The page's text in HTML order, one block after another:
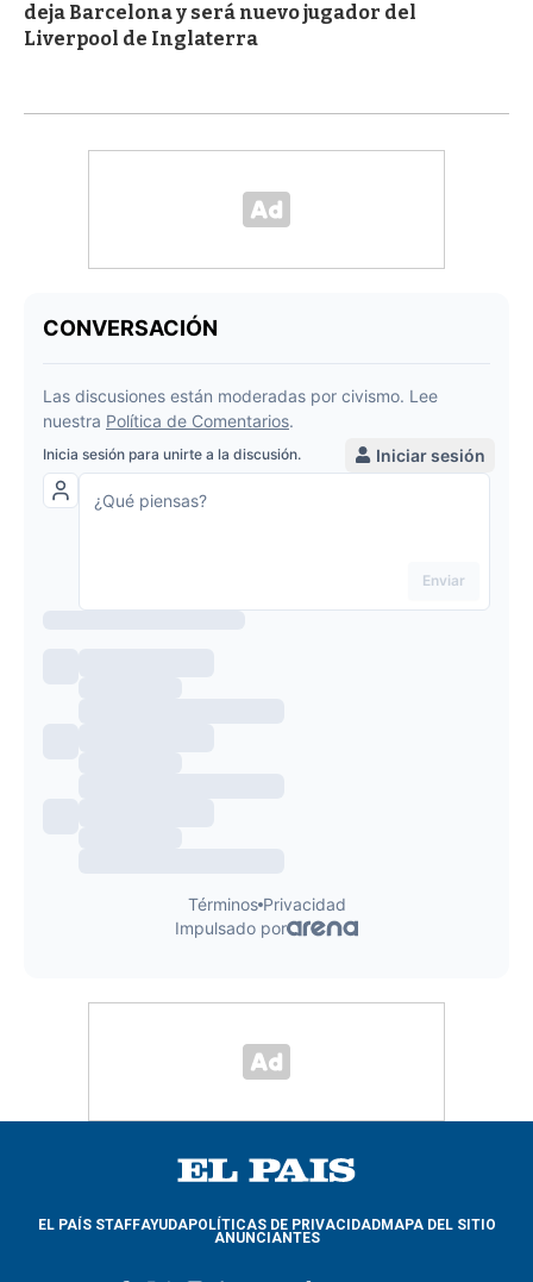
deja Barcelona y será nuevo jugador del
Liverpool de Inglaterra
EL PAÍS STAFFAYUDAPOLÍTICAS DE PRIVACIDADMAPA DEL SITIO
ANUNCIANTES